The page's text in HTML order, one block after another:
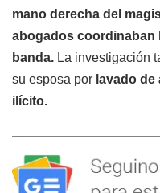
mano derecha del
abogados coordinaban
banda. La investigación
su esposa por lavado
ilícito.